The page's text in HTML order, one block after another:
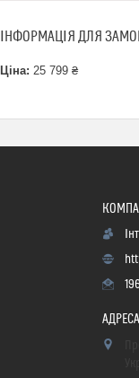
ІНФОРМАЦІЯ ДЛЯ
Ціна: 25 799 ₴